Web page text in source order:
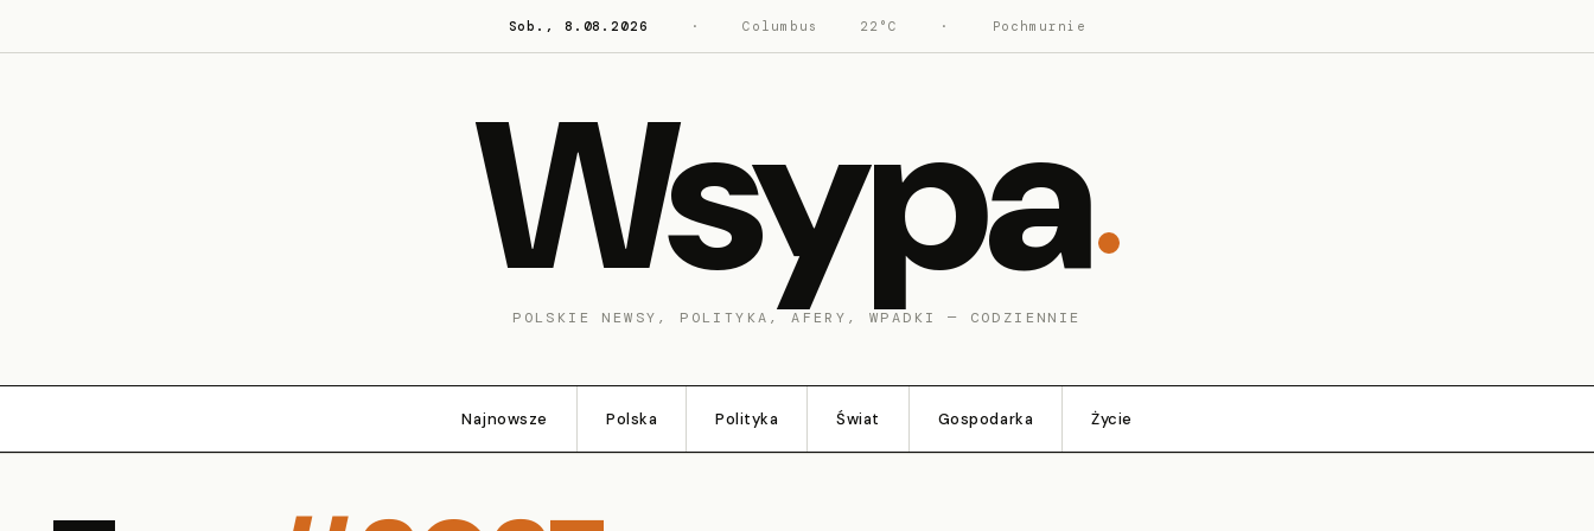
Sob., 8.08.2026 · Columbus 22°C · Pochmurnie
Wsypa
POLSKIE NEWSY, POLITYKA, AFERY, WPADKI — CODZIENNIE
Najnowsze Polska Polityka Świat Gospodarka Życie